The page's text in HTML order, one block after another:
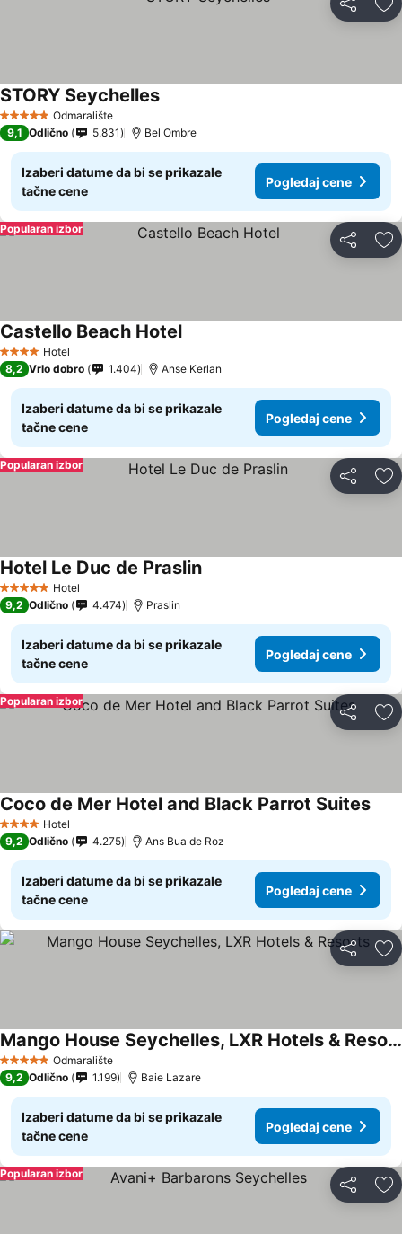
Deli
5 ZvezdiceOdmaralište
STORY Seychelles
9,1 Odlično 5.831 Bel Ombre
Izaberi datume da bi se prikazale
tačne cene
Pogledaj cene
Deli
Popularan izbor
4 ZvezdiceHotel
Castello Beach Hotel
8,2 Vrlo dobro 1.404 Anse Kerlan
Izaberi datume da bi se prikazale
tačne cene
Pogledaj cene
Deli
Popularan izbor
5 ZvezdiceHotel
Hotel Le Duc de Praslin
9,2 Odlično 4.474 Praslin
Izaberi datume da bi se prikazale
tačne cene
Pogledaj cene
Deli
Popularan izbor
4 ZvezdiceHotel
Coco de Mer Hotel and Black Parrot Suites
9,2 Odlično 4.275 Ans Bua de Roz
Izaberi datume da bi se prikazale
tačne cene
Pogledaj cene
Deli
5 ZvezdiceOdmaralište
Mango House Seychelles, LXR Hotels & Resorts
9,2 Odlično 1.199 Baie Lazare
Izaberi datume da bi se prikazale
tačne cene
Pogledaj cene
Deli
Popularan izbor